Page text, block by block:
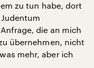
zu tun habe, dort
die an mich
übernehmen, nicht
mehr, aber ich